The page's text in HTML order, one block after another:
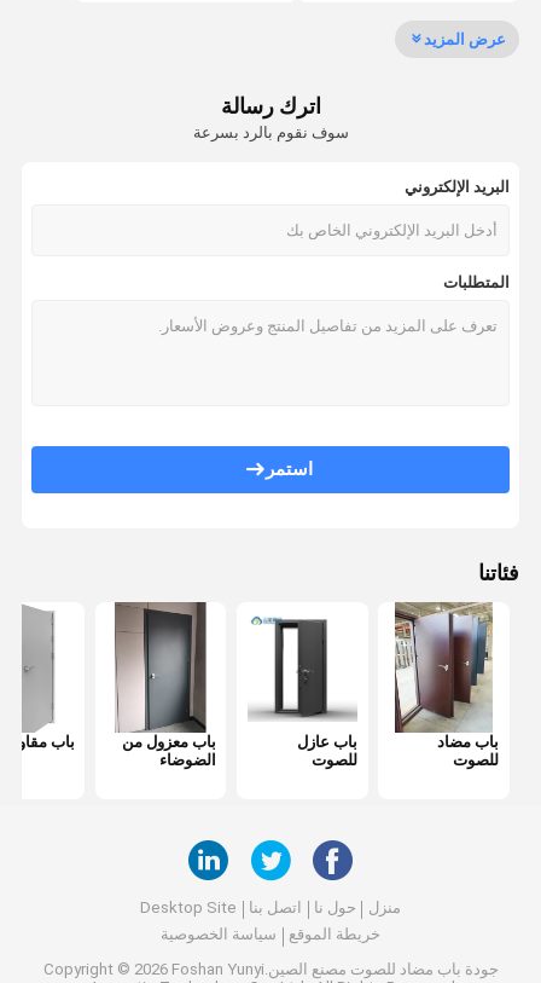
باب مضاد للصوت
باب مضاد للحريق
مقسم غرفة معلقة
غرفه هاتفية عازلة للصوت
صندوق اجتماعات المكتب
غطاء المكتب المتحرك
عرض المزيد
اترك رسالة
سوف نقوم بالرد بسرعة
البريد الإلكتروني
المتطلبات
استمر
فئاتنا
باب مضاد
للصوت
باب عازل
للصوت
باب معزول من
الضوضاء
باب مقاوم
منزل حول نا اتصل بنا
Desktop Site
خريطة الموقع
سياسة الخصوصية
جودة باب مضاد للصوت
مصنع الصين.Copyright © 2026 Foshan Yunyi